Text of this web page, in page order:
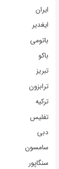
ایران
ایغدیر
باتومی
باکو
تبریز
ترابزون
ترکیه
تفلیس
دبی
سامسون
سنگاپور